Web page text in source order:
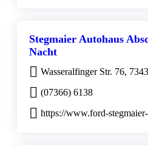
Stegmaier Autohaus
Nacht
Wasseralfinger Str. 76,
(07366) 6138
https://www.ford-